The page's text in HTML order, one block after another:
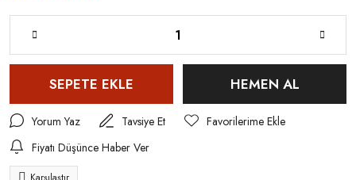
SEPETE EKLE HEMEN AL
Yorum Yaz
Tavsiye Et
Fiyatı Düşünce Haber Ver